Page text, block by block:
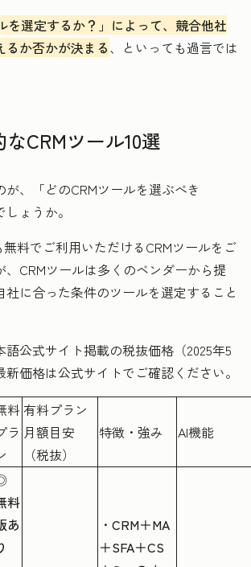
を選定するか？」によって、競合他社
るか否かが決まる、といっても過言では
CRMツール10選
が、「どのCRMツールを選ぶべき
ょうか。
料でご利用いただけるCRMツールをご
CRMツールは多くのベンダーから提
に合った条件のツールを選定すること
公式サイト掲載の税抜価格（2025年5
価格は公式サイトでご確認ください。
料
ラ
有料プラン
月額目安
（税抜）
特徴・強み AI機能
料
あ
・ CRM＋MA
＋SFA＋CS